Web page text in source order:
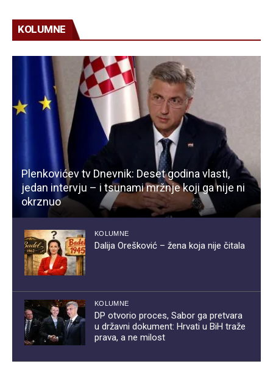
KOLUMNE
Plenkovićev tv Dnevnik: Deset godina vlasti,
jedan intervju – i tsunami mržnje koji ga nije ni
okrznuo
KOLUMNE
Dalija Orešković – žena koja nije čitala
KOLUMNE
DP otvorio proces, Sabor ga pretvara
u državni dokument: Hrvati u BiH traže
prava, a ne milost